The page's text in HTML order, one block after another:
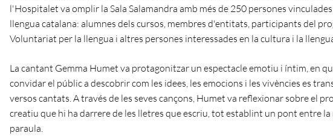
l'Hospitalet va omplir la Sala Salamandra amb més de 250 persones vinculades
llengua catalana: alumnes dels cursos, membres d'entitats, participants del
Voluntariat per la llengua i altres persones interessades en la cultura i la
La cantant Gemma Humet va protagonitzar un espectacle emotiu i íntim, en
convidar el públic a descobrir com les idees, les emocions i les vivències es
versos cantats. A través de les seves cançons, Humet va reflexionar sobre el
creatiu que hi ha darrere de les lletres que escriu, tot establint un pont entre la
paraula.